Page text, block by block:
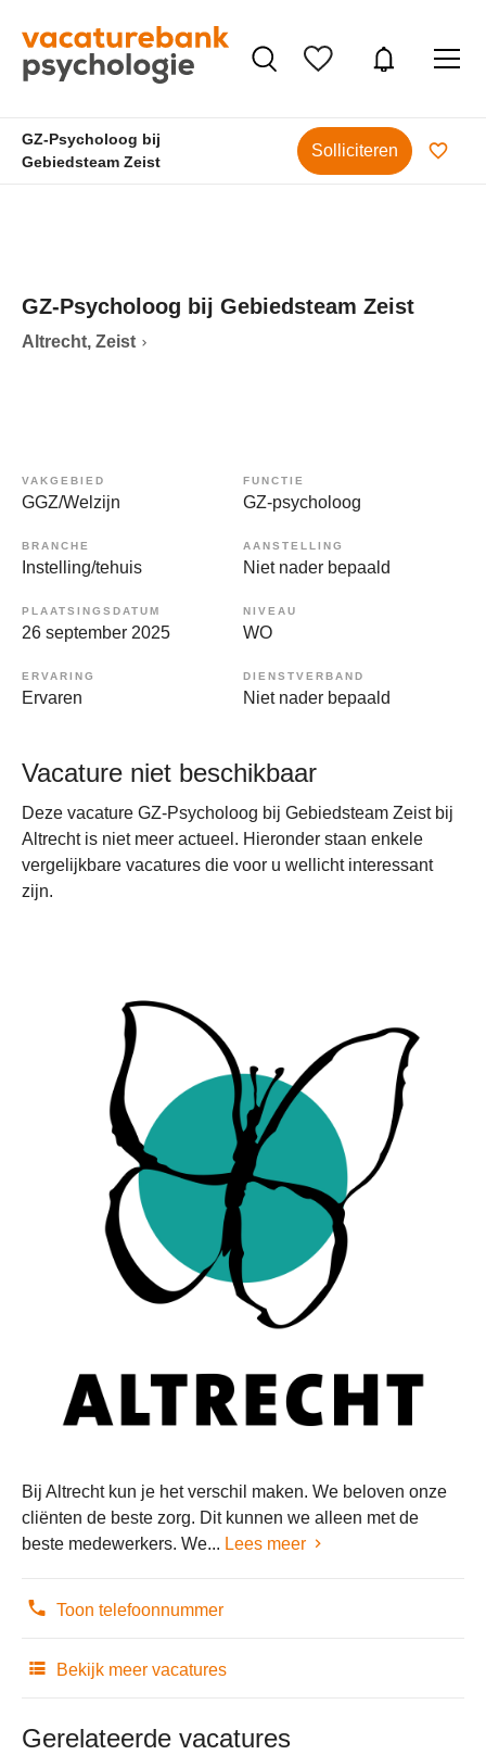
GZ-Psycholoog bij
Gebiedsteam Zeist
Solliciteren
GZ-Psycholoog bij Gebiedsteam Zeist
Altrecht, Zeist
VAKGEBIED
GGZ/Welzijn
FUNCTIE
GZ-psycholoog
BRANCHE
Instelling/tehuis
AANSTELLING
Niet nader bepaald
PLAATSINGSDATUM
26 september 2025
NIVEAU
WO
ERVARING
Ervaren
DIENSTVERBAND
Niet nader bepaald
Vacature niet beschikbaar
Deze vacature GZ-Psycholoog bij Gebiedsteam Zeist bij
Altrecht is niet meer actueel. Hieronder staan enkele
vergelijkbare vacatures die voor u wellicht interessant
zijn.
Bij Altrecht kun je het verschil maken. We beloven onze
cliënten de beste zorg. Dit kunnen we alleen met de
beste medewerkers. We... Lees meer
Toon telefoonnummer
Bekijk meer vacatures
Gerelateerde vacatures